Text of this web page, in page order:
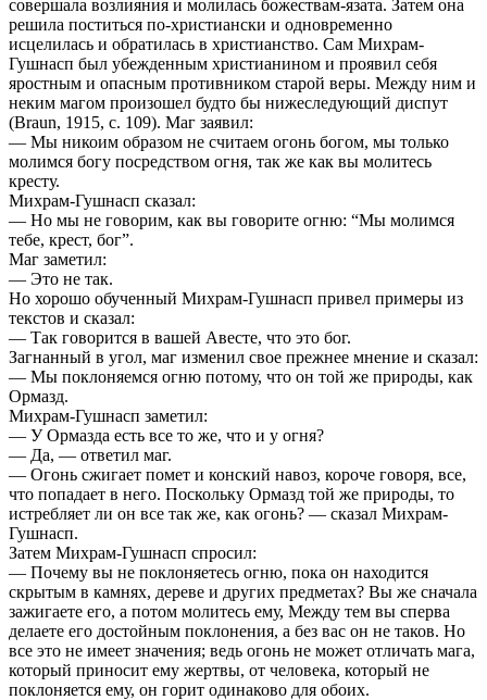
совершала возлияния и молилась божествам-язата. Затем она
решила поститься по-христиански и одновременно
исцелилась и обратилась в христианство. Сам Михрам-
Гушнасп был убежденным христианином и проявил себя
яростным и опасным противником старой веры. Между ним и
неким магом произошел будто бы нижеследующий диспут
(Braun, 1915, с. 109). Маг заявил:
— Мы никоим образом не считаем огонь богом, мы только
молимся богу посредством огня, так же как вы молитесь
кресту.
Михрам-Гушнасп сказал:
— Но мы не говорим, как вы говорите огню: “Мы молимся
тебе, крест, бог”.
Маг заметил:
— Это не так.
Но хорошо обученный Михрам-Гушнасп привел примеры из
текстов и сказал:
— Так говорится в вашей Авесте, что это бог.
Загнанный в угол, маг изменил свое прежнее мнение и сказал:
— Мы поклоняемся огню потому, что он той же природы, как
Ормазд.
Михрам-Гушнасп заметил:
— У Ормазда есть все то же, что и у огня?
— Да, — ответил маг.
— Огонь сжигает помет и конский навоз, короче говоря, все,
что попадает в него. Поскольку Ормазд той же природы, то
истребляет ли он все так же, как огонь? — сказал Михрам-
Гушнасп.
Затем Михрам-Гушнасп спросил:
— Почему вы не поклоняетесь огню, пока он находится
скрытым в камнях, дереве и других предметах? Вы же сначала
зажигаете его, а потом молитесь ему, Между тем вы сперва
делаете его достойным поклонения, а без вас он не таков. Но
все это не имеет значения; ведь огонь не может отличать мага,
который приносит ему жертвы, от человека, который не
поклоняется ему, он горит одинаково для обоих.